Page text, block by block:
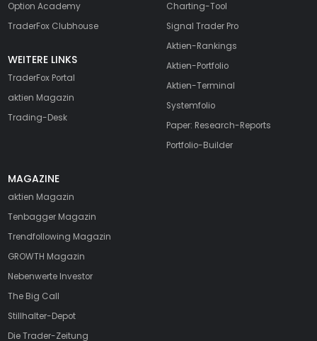
Option Academy
TraderFox Clubhouse
WEITERE LINKS
TraderFox Portal
aktien Magazin
Trading-Desk
Charting-Tool
Signal Trader Pro
Aktien-Rankings
Aktien-Portfolio
Aktien-Terminal
Systemfolio
Paper: Research-Reports
Portfolio-Builder
MAGAZINE
aktien Magazin
Tenbagger Magazin
Trendfollowing Magazin
GROWTH Magazin
Nebenwerte Investor
The Big Call
Stillhalter-Depot
Die Trader-Zeitung